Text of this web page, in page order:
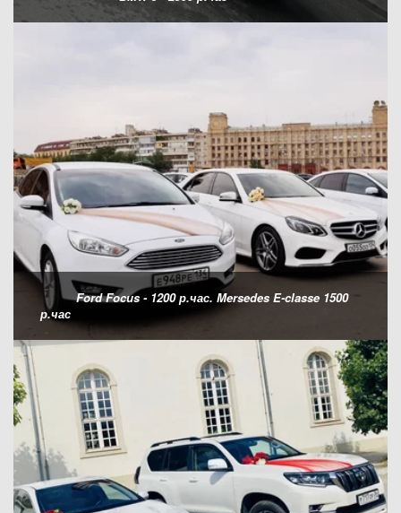
Ford Focus - 1200 р.час. Mersedes E-classe 1500
р.час